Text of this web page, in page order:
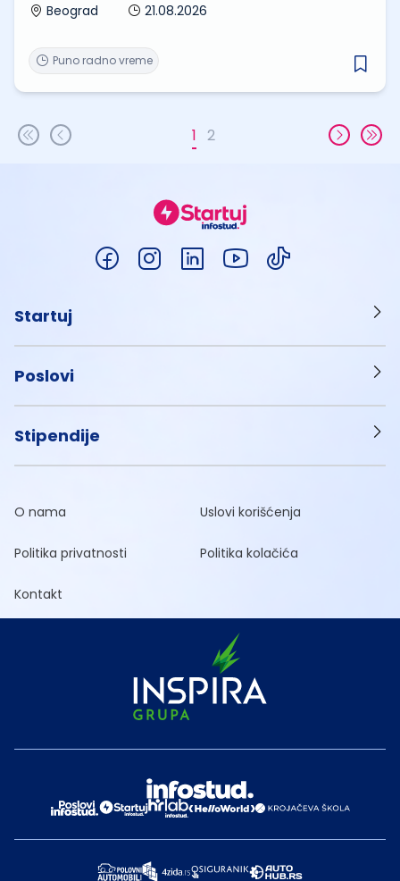
Beograd
21.08.2026
Puno radno vreme
1 2
Startuj
Poslovi
Stipendije
O nama Uslovi korišćenja
Politika privatnosti Politika kolačića
Kontakt